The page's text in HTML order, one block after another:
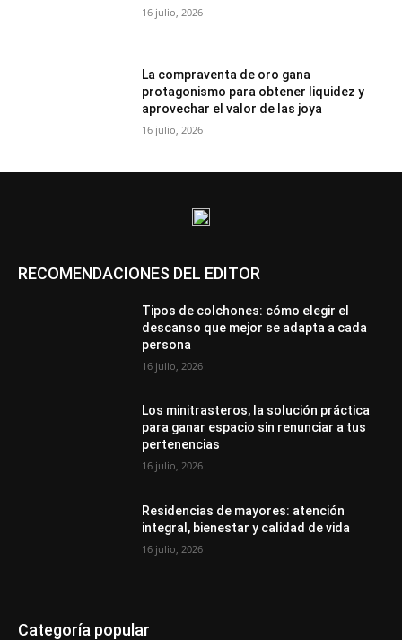
16 julio, 2026
La compraventa de oro gana
protagonismo para obtener liquidez y
aprovechar el valor de las joya
16 julio, 2026
RECOMENDACIONES DEL EDITOR
Tipos de colchones: cómo elegir el
descanso que mejor se adapta a cada
persona
16 julio, 2026
Los minitrasteros, la solución práctica
para ganar espacio sin renunciar a tus
pertenencias
16 julio, 2026
Residencias de mayores: atención
integral, bienestar y calidad de vida
16 julio, 2026
Categoría popular